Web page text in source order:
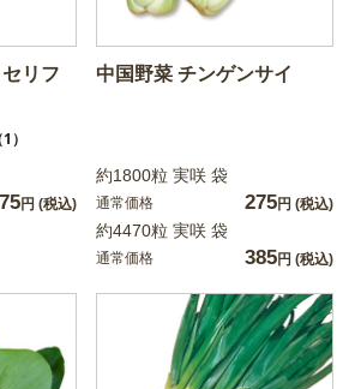
リフ
1）
円 (税込)
中国野菜 チンゲンサイ
約1800粒 実咲 袋
通常価格 275円 (税込)
約4470粒 実咲 袋
通常価格 385円 (税込)